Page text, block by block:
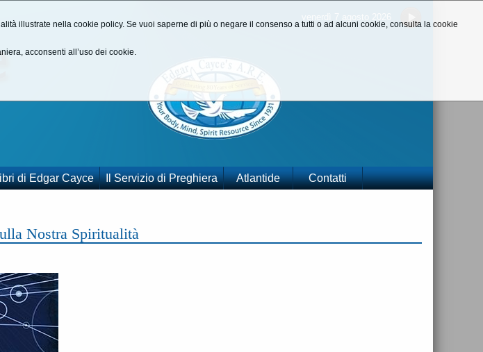
di Edgar Cayce Il Servizio di Preghiera Atlantide Contatti
Nostra Spiritualità
illustrate nella cookie policy. Se vuoi saperne di più o negare il consenso a tutti o ad alcuni cookie, consulta la cookie
acconsenti all’uso dei cookie.